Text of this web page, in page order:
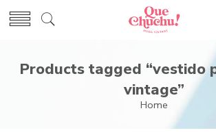
Products tagged “vestido
vintage”
Home